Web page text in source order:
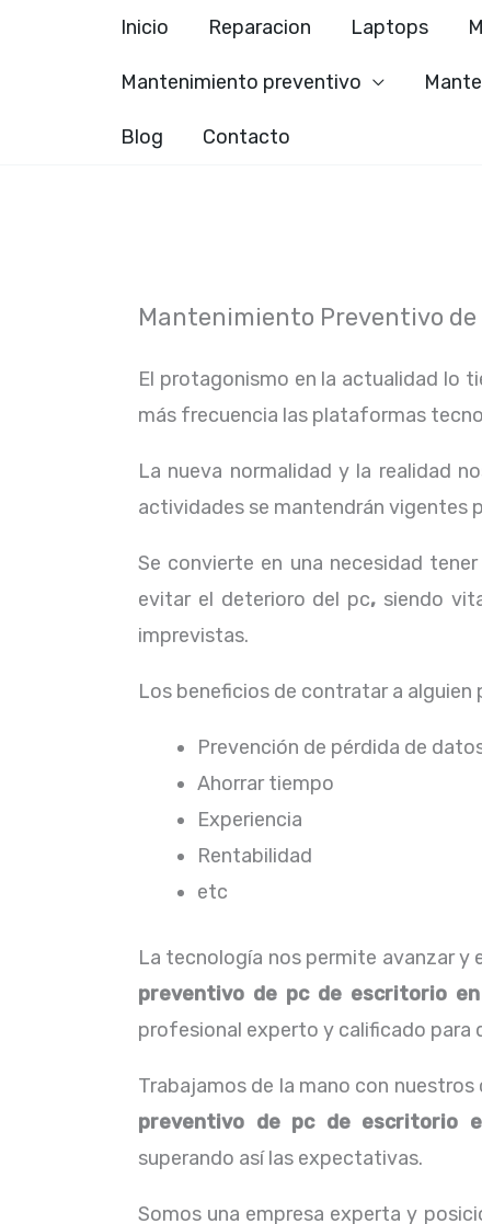
Inicio Reparacion Laptops
Mantenimiento preventivo
Blog Contacto
Mantenimiento Preventivo de
El protagonismo en la actualidad lo
más frecuencia las plataformas
La nueva normalidad y la realidad
actividades se mantendrán vigentes
Se convierte en una necesidad
evitar el deterioro del pc, siendo
imprevistas.
Los beneficios de contratar a alguien
Prevención de pérdida de
Ahorrar tiempo
Experiencia
Rentabilidad
etc
La tecnología nos permite avanzar y
preventivo de pc de escritorioen
profesional experto y calificado para
Trabajamos de la mano con
preventivo de pc de escritorio
superando así las expectativas.
Somos una empresa experta y